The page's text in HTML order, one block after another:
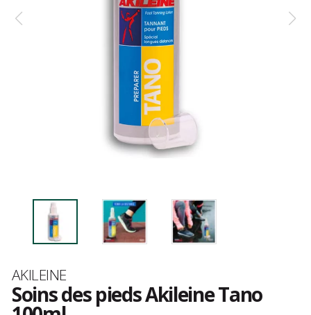
Marque
AKILEINE
Soins des pieds Akileine Tano